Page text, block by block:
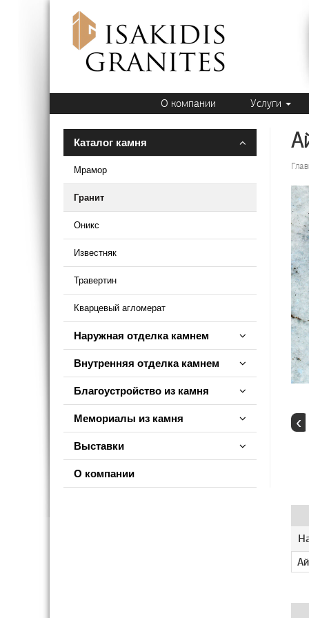
О компании Услуги
Каталог камня
Мрамор
Гранит
Оникс
Известняк
Травертин
Кварцевый агломерат
Наружная отделка камнем
Внутренняя отделка камнем
Благоустройство из камня
Мемориалы из камня
Выставки
О компании
‹